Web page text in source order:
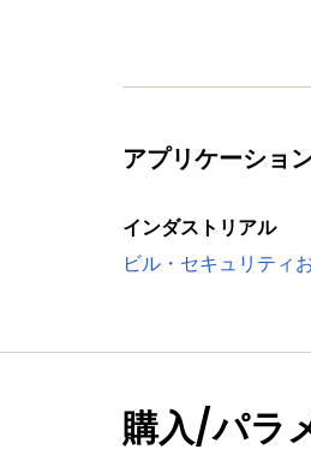
アプリケーショ
インダストリアル
ビル・セキュリティ
購入/パラ